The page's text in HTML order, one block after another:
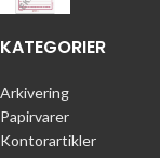
KATEGORIER
Arkivering
Papirvarer
Kontorartikler